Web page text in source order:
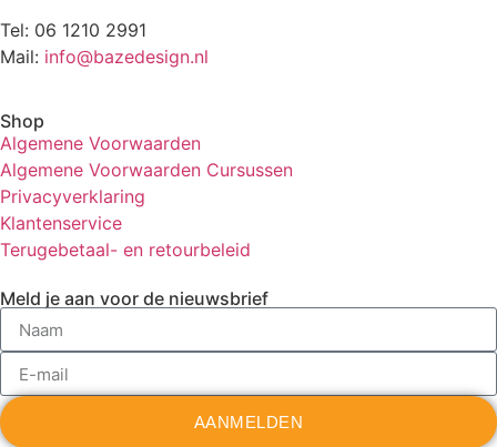
Tel: 06 1210 2991
Mail: info@bazedesign.nl
Shop
Algemene Voorwaarden
Algemene Voorwaarden Cursussen
Privacyverklaring
Klantenservice
Terugebetaal- en retourbeleid
Meld je aan voor de nieuwsbrief
AANMELDEN